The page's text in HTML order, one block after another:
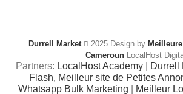
Durrell Market 2025 Design by
Cameroun LocalHost
Partners: LocalHost Academy| Durrell
Flash, Meilleur site de Petites
Whatsapp Bulk Marketing
Meilleur